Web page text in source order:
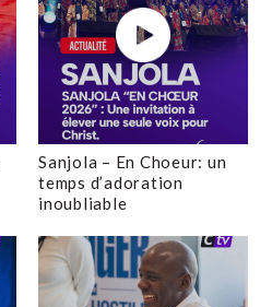
Sanjola – En Choeur: un
temps d’adoration
inoubliable